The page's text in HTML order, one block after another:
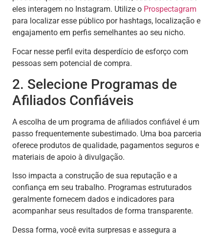
eles interagem no Instagram. Utilize o Prospectagram
para localizar esse público por hashtags, localização e
engajamento em perfis semelhantes ao seu nicho.
Focar nesse perfil evita desperdício de esforço com
pessoas sem potencial de compra.
2. Selecione Programas de
Afiliados Confiáveis
A escolha de um programa de afiliados confiável é um
passo frequentemente subestimado. Uma boa parceria
oferece produtos de qualidade, pagamentos seguros e
materiais de apoio à divulgação.
Isso impacta a construção de sua reputação e a
confiança em seu trabalho. Programas estruturados
geralmente fornecem dados e indicadores para
acompanhar seus resultados de forma transparente.
Dessa forma, você evita surpresas e assegura a